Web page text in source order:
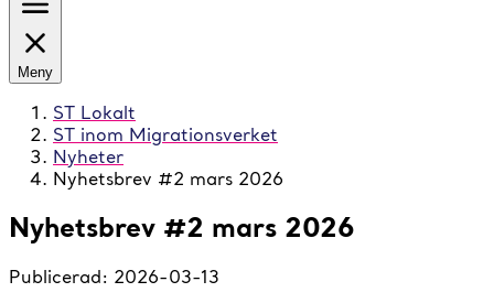
Meny
ST Lokalt
ST inom Migrationsverket
Nyheter
Nyhetsbrev #2 mars 2026
Nyhetsbrev #2 mars 2026
Publicerad: 2026-03-13